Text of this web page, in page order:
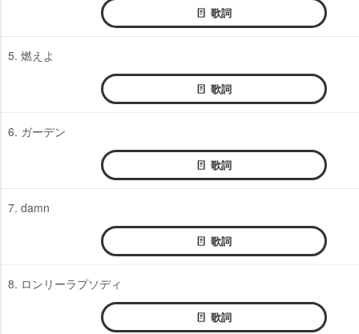
歌詞
5. 燃えよ
歌詞
6. ガーデン
歌詞
7. damn
歌詞
8. ロンリーラプソディ
歌詞